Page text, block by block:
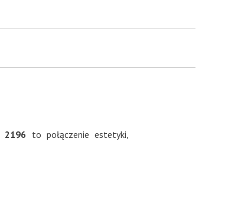
2196 to połączenie estetyki,